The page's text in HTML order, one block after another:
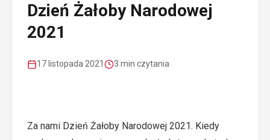
Dzień Żałoby Narodowej
2021
17 listopada 2021 3 min czytania
Za nami Dzień Żałoby Narodowej 2021. Kiedy